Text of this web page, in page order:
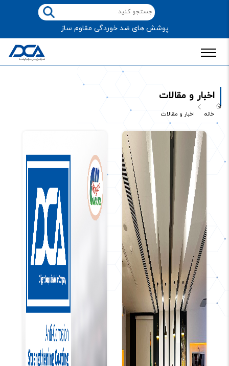
پوشش های ضد خوردگی مقاوم ساز
اخبار و مقالات
خانه
اخبار و مقالات
اخبار و مقالات